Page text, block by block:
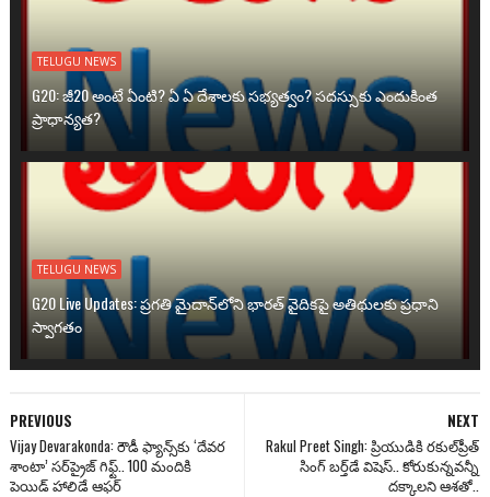
TELUGU NEWS
G20: జీ20 అంటే ఏంటి? ఏ ఏ దేశాలకు సభ్యత్వం? సదస్సుకు ఎందుకింత
ప్రాధాన్యత?
TELUGU NEWS
G20 Live Updates: ప్రగతి మైదాన్‌లోని భారత్ వైదికపై అతిథులకు ప్రధాని
స్వాగతం
NEXT
Rakul Preet Singh: ప్రియుడికి రకుల్‌ప్రీత్
సింగ్ బర్త్‌డే విషెస్.. కోరుకున్నవన్నీ
దక్కాలని ఆశతో..
PREVIOUS
Vijay Devarakonda: రౌడీ ఫ్యాన్స్‌కు ‘దేవర
శాంటా’ సర్‌ప్రైజ్ గిఫ్ట్.. 100 మందికి
పెయిడ్ హాలిడే ఆఫర్